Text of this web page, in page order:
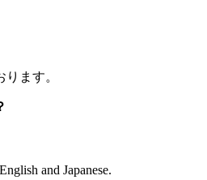
ます。
and Japanese.